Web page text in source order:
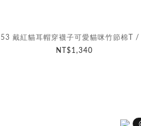
戴紅貓耳帽穿襪子可愛貓咪竹節棉T /
NT$1,340